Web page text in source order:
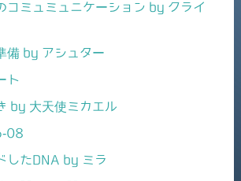
コミュミュニケーション by クライ
備 by アシュター
ト
by 大天使ミカエル
08
したDNA by ミラ